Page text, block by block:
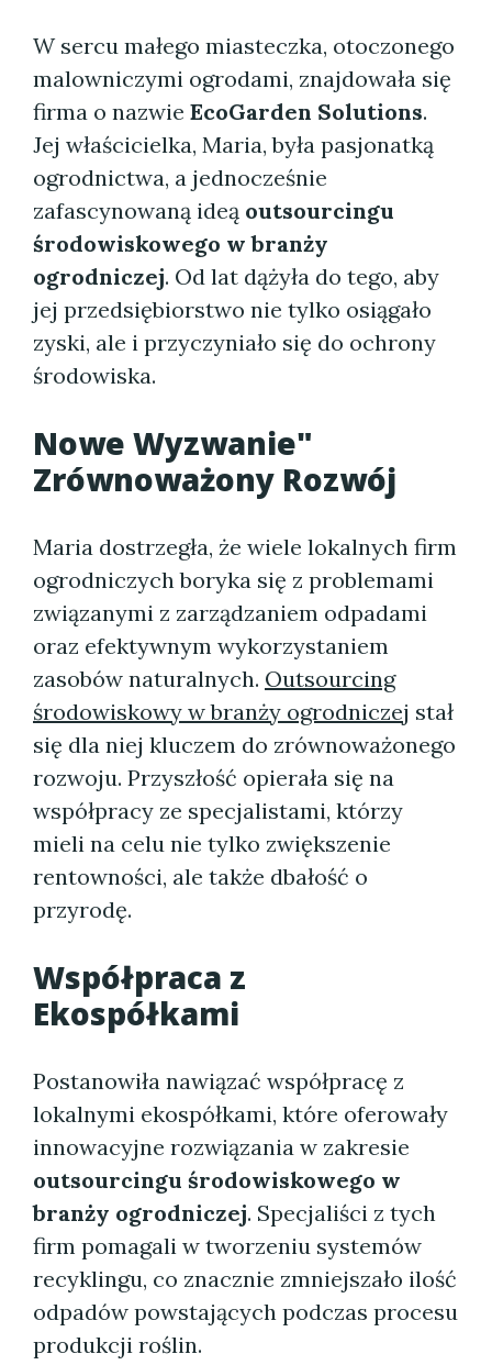
W sercu małego miasteczka, otoczonego
malowniczymi ogrodami, znajdowała się
firma o nazwie EcoGarden Solutions.
Jej właścicielka, Maria, była pasjonatką
ogrodnictwa, a jednocześnie
zafascynowaną ideą outsourcingu
środowiskowego w branży
ogrodniczej. Od lat dążyła do tego, aby
jej przedsiębiorstwo nie tylko osiągało
zyski, ale i przyczyniało się do ochrony
środowiska.
Nowe Wyzwanie"
Zrównoważony Rozwój
Maria dostrzegła, że wiele lokalnych firm
ogrodniczych boryka się z problemami
związanymi z zarządzaniem odpadami
oraz efektywnym wykorzystaniem
zasobów naturalnych. Outsourcing
środowiskowy w branży ogrodniczej stał
się dla niej kluczem do zrównoważonego
rozwoju. Przyszłość opierała się na
współpracy ze specjalistami, którzy
mieli na celu nie tylko zwiększenie
rentowności, ale także dbałość o
przyrodę.
Współpraca z
Ekospółkami
Postanowiła nawiązać współpracę z
lokalnymi ekospółkami, które oferowały
innowacyjne rozwiązania w zakresie
outsourcingu środowiskowego w
branży ogrodniczej. Specjaliści z tych
firm pomagali w tworzeniu systemów
recyklingu, co znacznie zmniejszało ilość
odpadów powstających podczas procesu
produkcji roślin.